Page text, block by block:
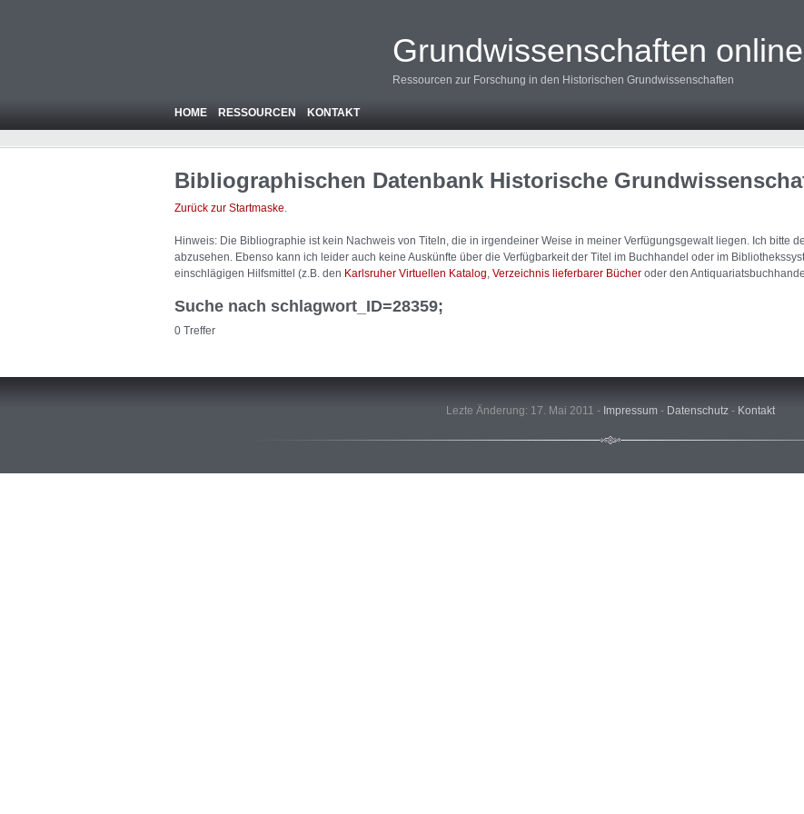
Grundwissenschaften online
Ressourcen zur Forschung in den Historischen Grundwissenschaften
HOME RESSOURCEN KONTAKT
Bibliographischen Datenbank Historische
Zurück zur Startmaske.
Hinweis: Die Bibliographie ist kein Nachweis von Titeln, die in irgendeiner Weise in meiner Verfügungsgewalt liegen. Ich bitte
abzusehen. Ebenso kann ich leider auch keine Auskünfte über die Verfügbarkeit der Titel im Buchhandel oder im
einschlägigen Hilfsmittel (z.B. den Karlsruher Virtuellen Katalog Verzeichnis lieferbarer Bücher oder den
Suche nach schlagwort_ID=28359;
0 Treffer
Lezte Änderung: 17. Mai 2011 - Impressum - Datenschutz - Kontakt